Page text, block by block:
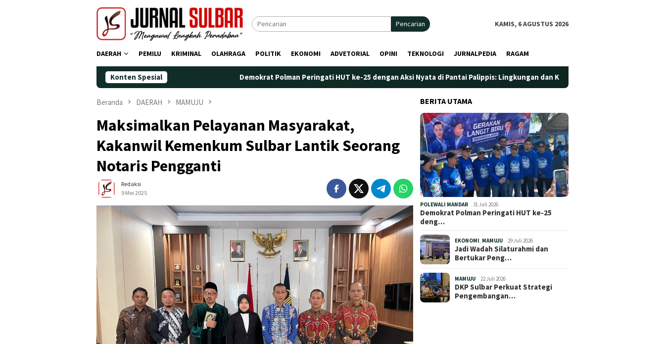
Pencarian KAMIS, 6 AGUSTUS 2026
DAERAH PEMILU KRIMINAL OLAHRAGA POLITIK EKONOMI ADVETORIAL OPINI TEKNOLOGI JURNALPEDIA RAGAM
Konten Spesial Demokrat Polman Peringati HUT ke-25 dengan Aksi Nyata di Pantai Palippis: Lingkungan dan Kesehatan Jadi Prioritas
Beranda DAERAH MAMUJU
Maksimalkan Pelayanan Masyarakat,
Kakanwil Kemenkum Sulbar Lantik Seorang
Notaris Pengganti
Redaksi
9 Mei 2025
BERITA UTAMA
POLEWALI MANDAR 31 Juli 2026
Demokrat Polman Peringati HUT ke-25
deng…
EKONOMI MAMUJU 29 Juli 2026
Jadi Wadah Silaturahmi dan
Bertukar Peng…
MAMUJU 22 Juli 2026
DKP Sulbar Perkuat Strategi
Pengembangan…